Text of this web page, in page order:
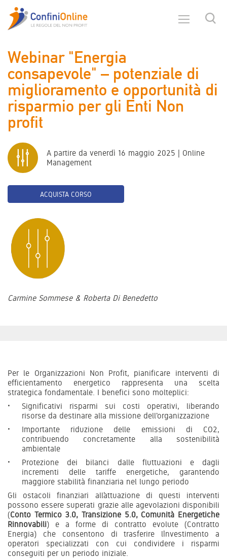
Webinar "Energia
consapevole" – potenziale di
miglioramento e opportunità di
risparmio per gli Enti Non
profit
A partire da venerdì 16 maggio 2025 | Online
Management
ACQUISTA CORSO
Carmine Sommese & Roberta Di Benedetto
Per le Organizzazioni Non Profit, pianificare interventi di
efficientamento energetico rappresenta una scelta
strategica fondamentale. I benefici sono molteplici:
Significativi risparmi sui costi operativi, liberando
risorse da destinare alla missione dell'organizzazione
Importante riduzione delle emissioni di CO2,
contribuendo concretamente alla sostenibilità
ambientale
Protezione dei bilanci dalle fluttuazioni e dagli
incrementi delle tariffe energetiche, garantendo
maggiore stabilità finanziaria nel lungo periodo
Gli ostacoli finanziari all’attuazione di questi interventi
possono essere superati grazie alle agevolazioni disponibili
(Conto Termico 3.0, Transizione 5.0, Comunità Energetiche
Rinnovabili) e a forme di contratto evolute (Contratto
Energia) che consentono di trasferire l’investimento a
operatori specializzati con cui condividere i risparmi
conseguiti per un periodo iniziale.